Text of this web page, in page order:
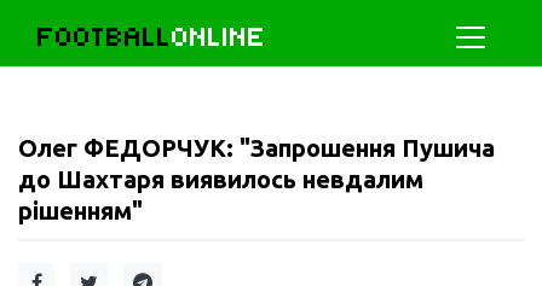
FOOTBALLONLINE
Олег ФЕДОРЧУК: "Запрошення Пушича
до Шахтаря виявилось невдалим
рішенням"